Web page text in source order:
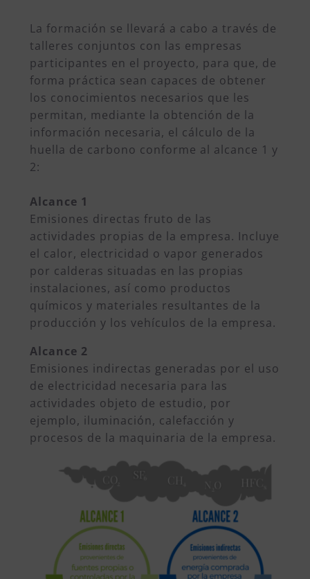
La formación se llevará a cabo a través de
talleres conjuntos con las empresas
participantes en el proyecto, para que, de
forma práctica sean capaces de obtener
los conocimientos necesarios que les
permitan, mediante la obtención de la
información necesaria, el cálculo de la
huella de carbono conforme al alcance 1 y
2:
Alcance 1
Emisiones directas fruto de las
actividades propias de la empresa. Incluye
el calor, electricidad o vapor generados
por calderas situadas en las propias
instalaciones, así como productos
químicos y materiales resultantes de la
producción y los vehículos de la empresa.
Alcance 2
Emisiones indirectas generadas por el uso
de electricidad necesaria para las
actividades objeto de estudio, por
ejemplo, iluminación, calefacción y
procesos de la maquinaria de la empresa.